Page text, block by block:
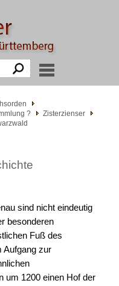
?
Zisterzienser
sind nicht eindeutig
besonderen
Fuß des
Aufgang zur
um 1200 einen Hof der